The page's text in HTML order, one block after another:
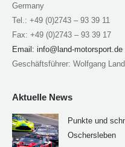
Germany
Tel.: +49 (0)2743 – 93 39 11
Fax: +49 (0)2743 – 93 39 17
Email: info@land-motorsport.de
Geschäftsführer: Wolfgang Land
Aktuelle News
Punkte und
Oschersleben